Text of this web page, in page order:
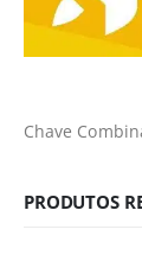
Chave
PRODUTOS